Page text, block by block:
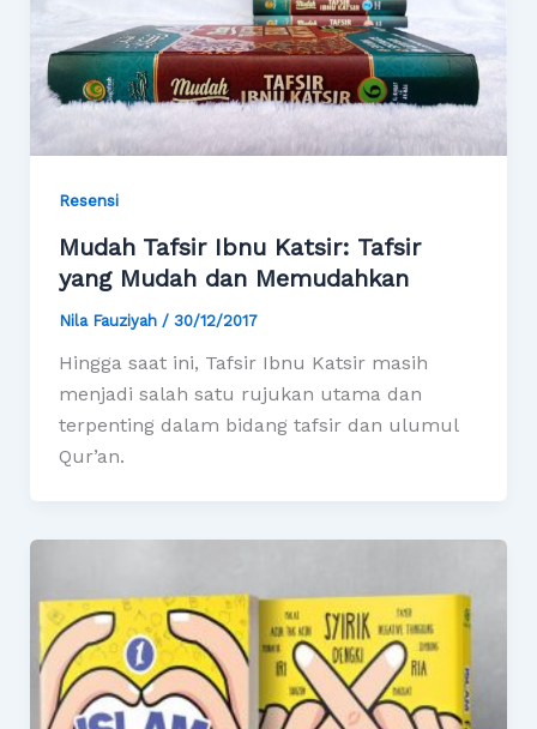
Resensi
Mudah Tafsir Ibnu Katsir: Tafsir
yang Mudah dan Memudahkan
Nila Fauziyah / 30/12/2017
Hingga saat ini, Tafsir Ibnu Katsir masih
menjadi salah satu rujukan utama dan
terpenting dalam bidang tafsir dan ulumul
Qur’an.